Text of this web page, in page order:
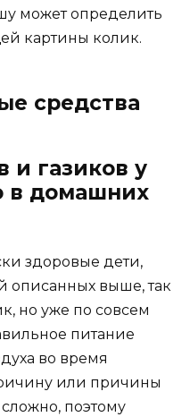
может определить
картины колик.
и газиков у
в домашних
здоровые дети,
описанных выше, так
но уже по совсем
питание
во время
или причины
поэтому